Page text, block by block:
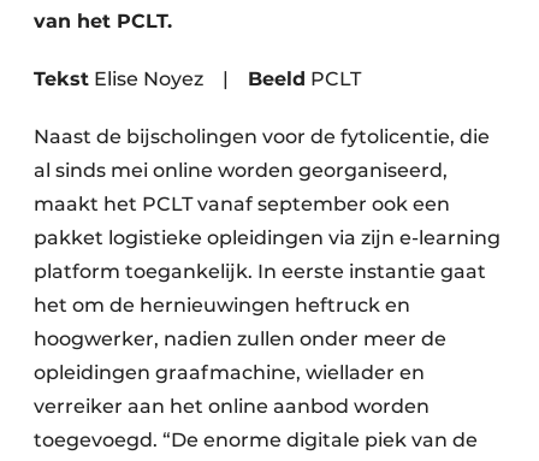
van het PCLT.
Tekst Elise Noyez | Beeld PCLT
Naast de bijscholingen voor de fytolicentie, die
al sinds mei online worden georganiseerd,
maakt het PCLT vanaf september ook een
pakket logistieke opleidingen via zijn e-learning
platform toegankelijk. In eerste instantie gaat
het om de hernieuwingen heftruck en
hoogwerker, nadien zullen onder meer de
opleidingen graafmachine, wiellader en
verreiker aan het online aanbod worden
toegevoegd. “De enorme digitale piek van de